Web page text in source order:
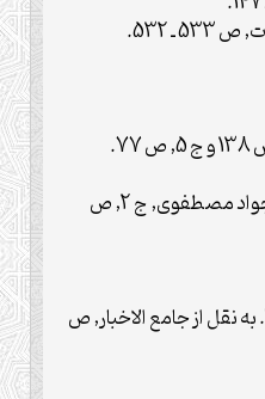
19- اصول كافى, ترجمه سيد جواد مصطفوى, ج 2, ص
22- بحار الانوار, ج 16, ص 366. به نقل از جامع الاخبار, ص